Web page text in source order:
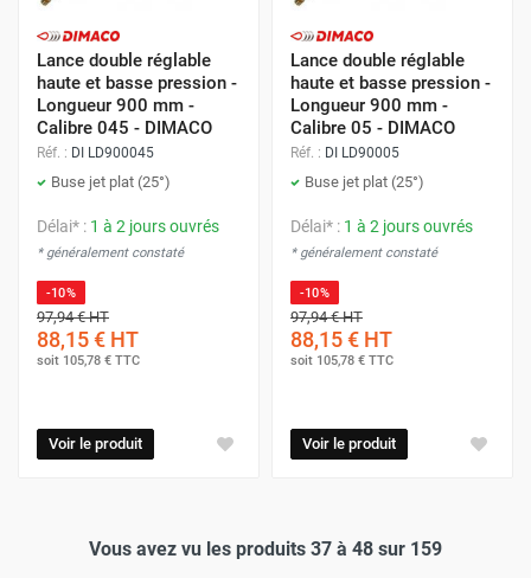
Lance double réglable
haute et basse pression -
Longueur 900 mm -
Calibre 045 - DIMACO
Réf. : DI LD900045
Buse jet plat (25°)
Délai* : 1 à 2 jours ouvrés
* généralement constaté
-10%
97,94 €HT
88,15 € HT
soit 105,78 € TTC
Voir le produit
Lance double réglable
haute et basse pression -
Longueur 900 mm -
Calibre 05 - DIMACO
Réf. : DI LD90005
Buse jet plat (25°)
Délai* : 1 à 2 jours ouvrés
* généralement constaté
-10%
97,94 €HT
88,15 € HT
soit 105,78 € TTC
Voir le produit
Vous avez vu les produits 37 à 48 sur 159